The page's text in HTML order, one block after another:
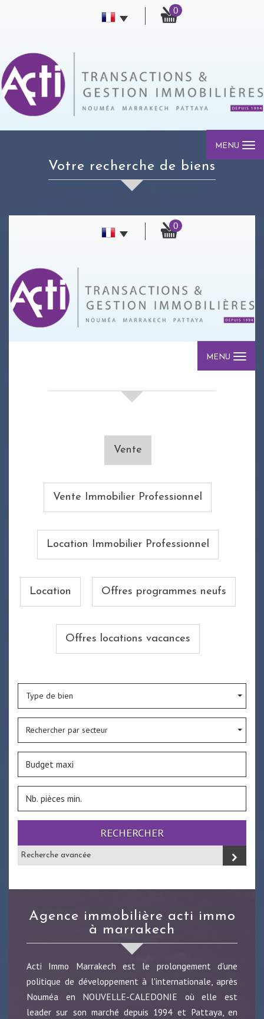
0
MENU
votre recherche de biens
0
MENU
Vente
Vente Immobilier Professionnel
Location Immobilier Professionnel
Location Offres programmes neufs
Offres locations vacances
Type de bien
Rechercher par secteur
RECHERCHER
Recherche avancée
agence immobilière acti immo
à marrakech
Acti Immo Marrakech est le prolongement d'une
politique de développement à l'internationale, après
Nouméa en NOUVELLE-CALEDONIE où elle est
leader sur son marché depuis 1994 et Pattaya, en